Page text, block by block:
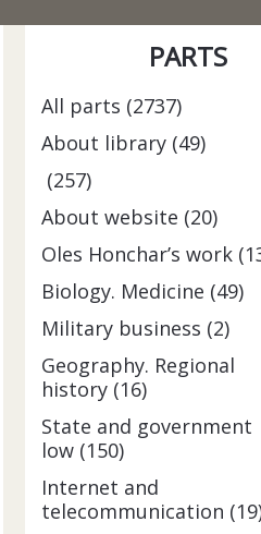
PARTS
All parts (2737)
About library (49)
(257)
About website (20)
Oles Honchar’s work
Biology. Medicine (49)
Military business (2)
Geography. Regional
history (16)
State and government
low (150)
Internet and
telecommunication